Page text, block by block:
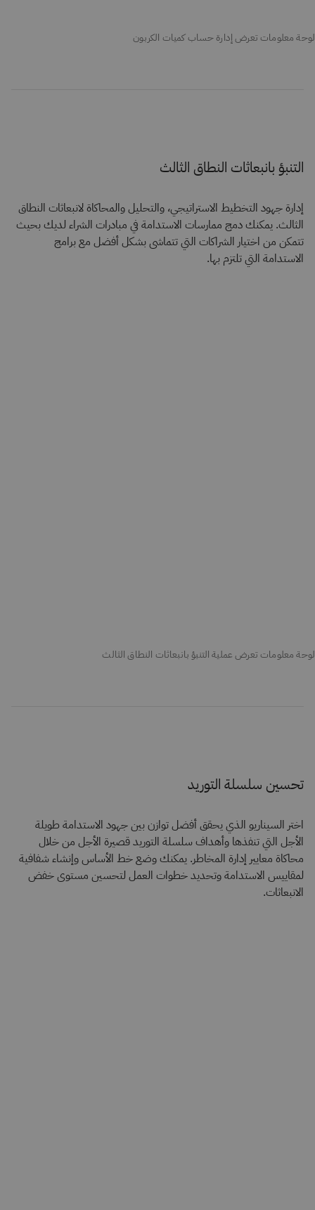
لوحة معلومات تعرض إدارة حساب كميات الكربون
التنبؤ بانبعاثات النطاق الثالث
إدارة جهود التخطيط الاستراتيجي، والتحليل والمحاكاة لانبعاثات النطاق
الثالث. يمكنك دمج ممارسات الاستدامة في مبادرات الشراء لديك بحيث
تتمكن من اختيار الشراكات التي تتماشى بشكل أفضل مع برامج
الاستدامة التي تلتزم بها.
لوحة معلومات تعرض عملية التنبؤ بانبعاثات النطاق الثالث
تحسين سلسلة التوريد
اختر السيناريو الذي يحقق أفضل توازن بين جهود الاستدامة طويلة
الأجل التي تنفذها وأهداف سلسلة التوريد قصيرة الأجل من خلال
محاكاة معايير إدارة المخاطر. يمكنك وضع خط الأساس وإنشاء شفافية
لمقاييس الاستدامة وتحديد خطوات العمل لتحسين مستوى خفض
الانبعاثات.